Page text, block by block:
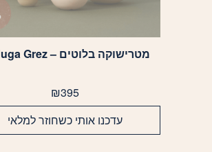
מטרישוקה בלוטים – Raduga Grez
₪395
עדכנו אותי כשחוזר למלאי